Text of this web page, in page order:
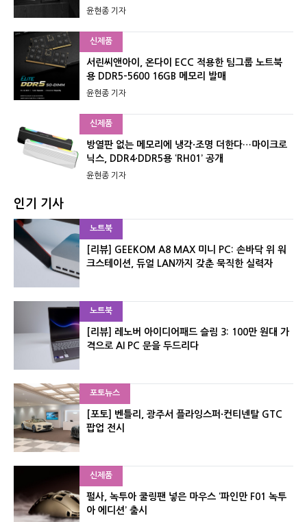
윤현종 기자
신제품
서린씨앤아이, 온다이 ECC 적용한 팀그룹 노트북
용 DDR5-5600 16GB 메모리 발매
윤현종 기자
신제품
방열판 없는 메모리에 냉각·조명 더한다…마이크로
닉스, DDR4·DDR5용 ‘RH01’ 공개
윤현종 기자
인기 기사
노트북
[리뷰] GEEKOM A8 MAX 미니 PC: 손바닥 위 워
크스테이션, 듀얼 LAN까지 갖춘 묵직한 실력자
노트북
[리뷰] 레노버 아이디어패드 슬림 3: 100만 원대 가
격으로 AI PC 문을 두드리다
포토뉴스
[포토] 벤틀리, 광주서 플라잉스퍼·컨티넨탈 GTC
팝업 전시
신제품
펄사, 녹투아 쿨링팬 넣은 마우스 ‘파인만 F01 녹투
아 에디션’ 출시